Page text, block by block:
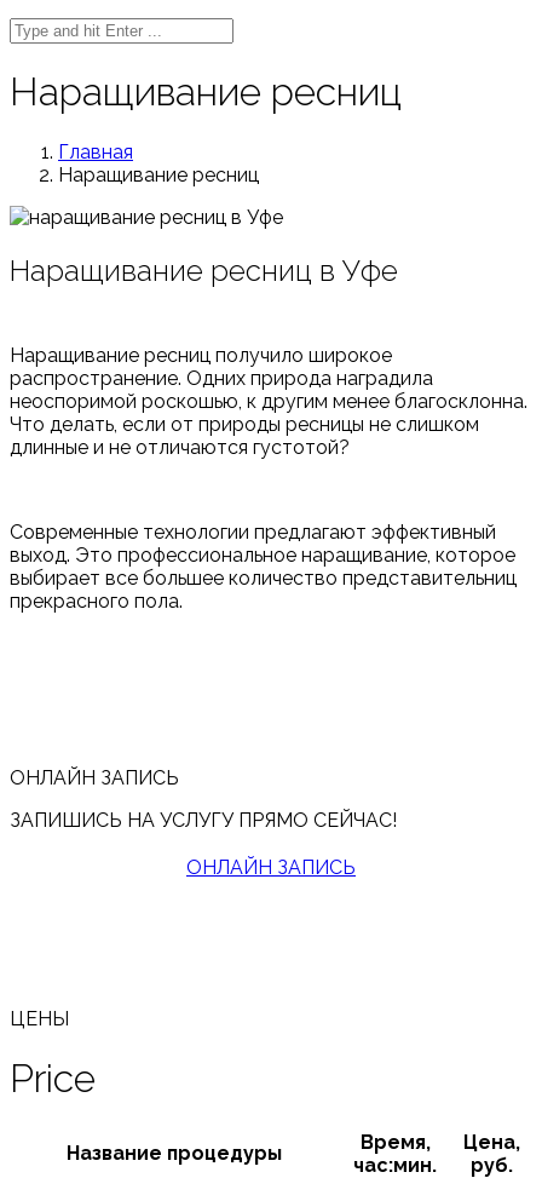
Наращивание ресниц
Главная
Наращивание ресниц
Наращивание ресниц в Уфе
Наращивание ресниц получило широкое
распространение. Одних природа наградила
неоспоримой роскошью, к другим менее благосклонна.
Что делать, если от природы ресницы не слишком
длинные и не отличаются густотой?
Современные технологии предлагают эффективный
выход. Это профессиональное наращивание, которое
выбирает все большее количество представительниц
прекрасного пола.
ОНЛАЙН ЗАПИСЬ
ЗАПИШИСЬ НА УСЛУГУ ПРЯМО СЕЙЧАС!
ОНЛАЙН ЗАПИСЬ
ЦЕНЫ
Price
Название процедуры
Время,
час:мин.
Цена,
руб.